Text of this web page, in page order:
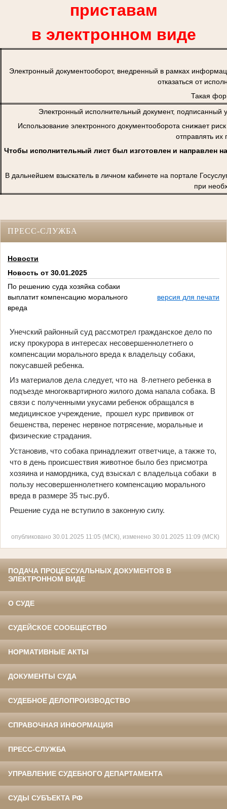
приставам
в электронном виде
Электронный документооборот, внедренный в рамках
отказаться от
Такая
Электронный исполнительный документ, подписанный
Использование электронного документооборота снижает
отправлять их
Чтобы исполнительный лист был изготовлен и направлен
В дальнейшем взыскатель в личном кабинете на портале
при
ПРЕСС-СЛУЖБА
Новости
Новость от 30.01.2025
По решению суда хозяйка собаки
выплатит компенсацию морального
вреда
версия для печати
Унечский районный суд рассмотрел гражданское дело по
иску прокурора в интересах несовершеннолетнего о
компенсации морального вреда к владельцу собаки,
покусавшей ребенка.
Из материалов дела следует, что на 8-летнего ребенка в
подъезде многоквартирного жилого дома напала собака. В
связи с полученными укусами ребенок обращался в
медицинское учреждение, прошел курс прививок от
бешенства, перенес нервное потрясение, моральные и
физические страдания.
Установив, что собака принадлежит ответчице, а также то,
что в день происшествия животное было без присмотра
хозяина и намордника, суд взыскал с владельца собаки в
пользу несовершеннолетнего компенсацию морального
вреда в размере 35 тыс.руб.
Решение суда не вступило в законную силу.
опубликовано 30.01.2025 11:05 (МСК), изменено 30.01.2025 11:09 (МСК)
ПОДАЧА ПРОЦЕССУАЛЬНЫХ ДОКУМЕНТОВ В
ЭЛЕКТРОННОМ ВИДЕ
О СУДЕ
СУДЕЙСКОЕ СООБЩЕСТВО
НОРМАТИВНЫЕ АКТЫ
ДОКУМЕНТЫ СУДА
СУДЕБНОЕ ДЕЛОПРОИЗВОДСТВО
СПРАВОЧНАЯ ИНФОРМАЦИЯ
ПРЕСС-СЛУЖБА
УПРАВЛЕНИЕ СУДЕБНОГО ДЕПАРТАМЕНТА
СУДЫ СУБЪЕКТА РФ